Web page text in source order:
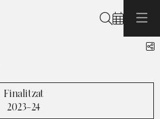
Cerca
Finalitzat
2023-24